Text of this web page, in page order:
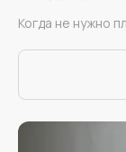
Когда не нужно